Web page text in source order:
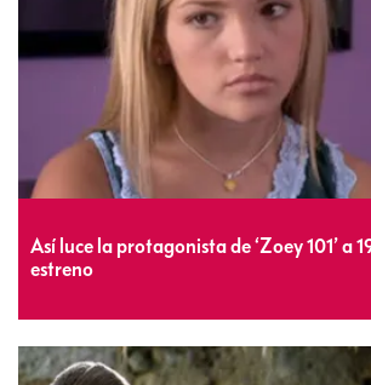
Así luce la protagonista de ‘Zoey 101’ a
estreno